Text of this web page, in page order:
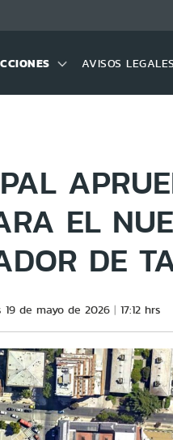
AVISOS
EL
DE
19 de mayo de 2026 17:12 hrs